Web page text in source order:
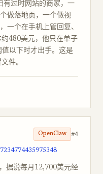
有过时网站的商家，一
做落地页，一个做视
一个在手机上管回复、
480美元，他只在单子
以下时才出手。这是
件。
OpenClaw #4
据说每月12,700美元经